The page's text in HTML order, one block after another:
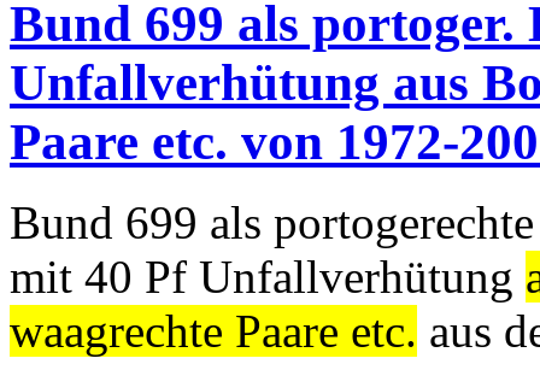
Bund 699 als
Unfallverhütung aus
Paare etc. von 1972-
Bund 699 als
mit 40 Pf Unfallverhütung
waagrechte Paare etc. aus